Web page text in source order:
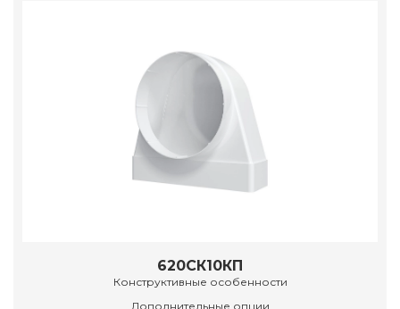
620СК10КП
Конструктивные особенности
Дополнительные опции